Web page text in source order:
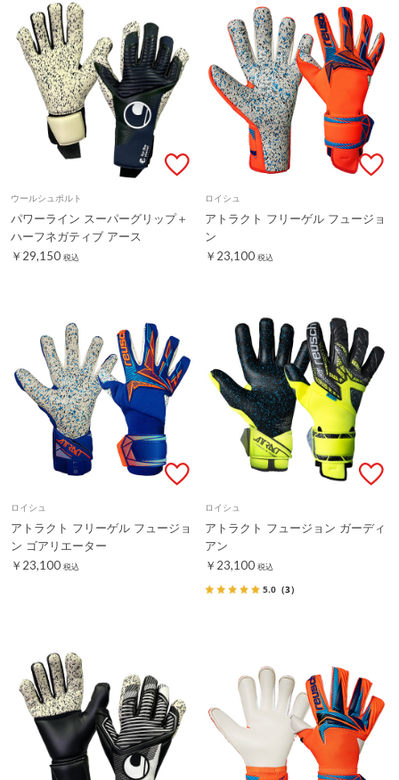
ウールシュポルト
パワーライン スーパーグリップ＋
ハーフネガティブ アース
￥29,150 税込
ロイシュ
アトラクト フリーゲル フュージョ
ン
￥23,100 税込
ロイシュ
アトラクト フリーゲル フュージョ
ン ゴアリエーター
￥23,100 税込
ロイシュ
アトラクト フュージョン ガーディ
アン
￥23,100 税込
5.0 （3）